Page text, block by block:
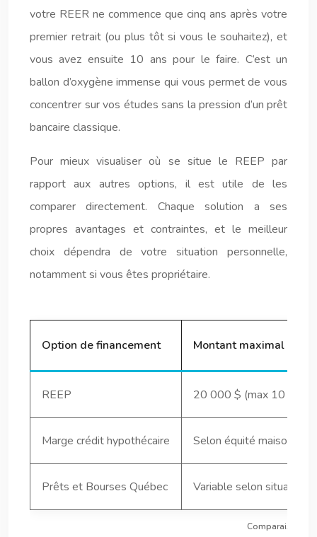
votre REER ne commence que cinq ans après votre
premier retrait (ou plus tôt si vous le souhaitez), et
vous avez ensuite 10 ans pour le faire. C’est un
ballon d’oxygène immense qui vous permet de vous
concentrer sur vos études sans la pression d’un prêt
bancaire classique.
Pour mieux visualiser où se situe le REEP par
rapport aux autres options, il est utile de les
comparer directement. Chaque solution a ses
propres avantages et contraintes, et le meilleur
choix dépendra de votre situation personnelle,
notamment si vous êtes propriétaire.
Comparaison
Option de financement Montant maximal
REEP 20 000 $ (max 10 000
Marge crédit hypothécaire Selon équité maison
Prêts et Bourses Québec Variable selon situation